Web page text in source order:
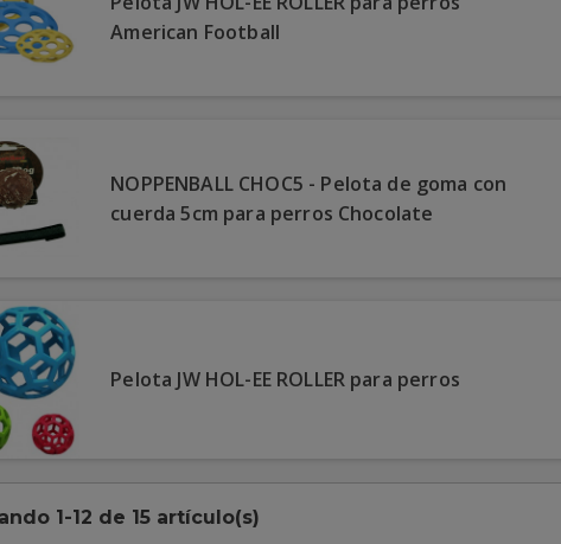
American Football
NOPPENBALL CHOC5 - Pelota de goma con
cuerda 5cm para perros Chocolate
Pelota JW HOL-EE ROLLER para perros
1-12 de 15 artículo(s)